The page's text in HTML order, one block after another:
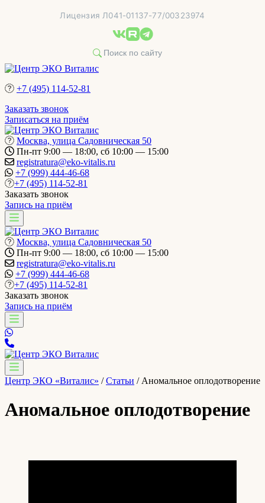
Лицензия Л041-01137-77/00323974
+7 (495) 114-52-81
Заказать звонок
Записаться на приём
Москва, улица Садовническая 50
Пн-пт 9:00 — 18:00, сб 10:00 — 15:00
registratura@eko-vitalis.ru
+7 (999) 444-46-68
+7 (495) 114-52-81
Заказать звонок
Запись на приём
Москва, улица Садовническая 50
Пн-пт 9:00 — 18:00, сб 10:00 — 15:00
registratura@eko-vitalis.ru
+7 (999) 444-46-68
+7 (495) 114-52-81
Заказать звонок
Запись на приём
Центр ЭКО «Виталис» /Статьи / Аномальное оплодотворение
Аномальное оплодотворение